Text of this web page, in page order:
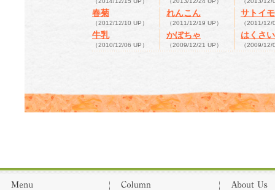
春菊
（2012/12/10 UP）
れんこん
（2011/12/19 UP）
サトイモ
（2011/12/
牛乳
（2010/12/06 UP）
かぼちゃ
（2009/12/21 UP）
はくさい
（2009/12/